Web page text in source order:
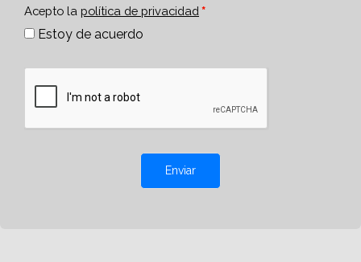
Acepto la política de privacidad
Estoy de acuerdo
Enviar